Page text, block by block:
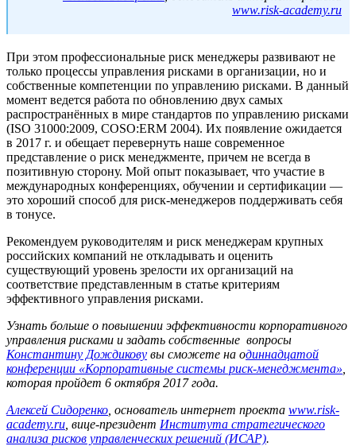
www.risk-academy.ru
При этом профессиональные риск менеджеры развивают не
только процессы управления рисками в организации, но и
собственные компетенции по управлению рисками. В данный
момент ведется работа по обновлению двух самых
распространённых в мире стандартов по управлению рисками
(ISO 31000:2009, COSO:ERM 2004). Их появление ожидается
в 2017 г. и обещает перевернуть наше современное
представление о риск менеджменте, причем не всегда в
позитивную сторону. Мой опыт показывает, что участие в
международных конференциях, обучении и сертификации —
это хороший способ для риск-менеджеров поддерживать себя
в тонусе.
Рекомендуем руководителям и риск менеджерам крупных
российских компаний не откладывать и оценить
существующий уровень зрелости их организаций на
соответствие представленным в статье критериям
эффективного управления рисками.
Узнать больше о повышении эффективности корпоративного
управления рисками и задать собственные вопросы
Константину Дождикову вы сможете на одиннадцатой
конференции «Корпоративные системы риск-менеджмента»
которая пройдет 6 октября 2017 года.
Алексей Сидоренко , основатель интернет проекта www.risk-
academy.ru , вице-президент Института стратегического
анализа рисков управленческих решений (ИСАР).